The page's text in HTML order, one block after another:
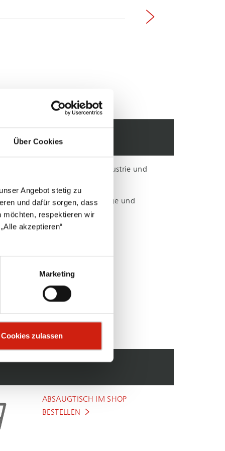
Über Cookies
Angebot stetig zu
und dafür sorgen, dass
möchten, respektieren wir
akzeptieren“
Marketing
Cookies zulassen
EINSATZBEREICHE
Einzelplatzabsaugung in Industrie und
Für Schweißrauch, rieselfähige und
trockene Stäube geeignet
ABSAUGTISCH IM SHOP
BESTELLEN